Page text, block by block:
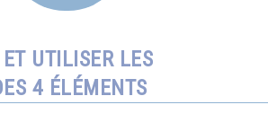
UTILISER LES
4 ÉLÉMENTS